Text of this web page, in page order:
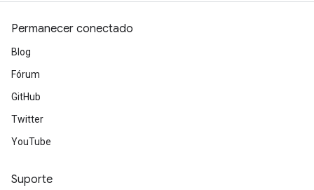
Permanecer conectado
Blog
Fórum
GitHub
Twitter
YouTube
Suporte